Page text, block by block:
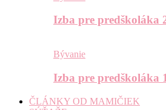
Izba pre predškoláka
Bývanie
Izba pre predškoláka
ČLÁNKY OD MAMIČIEK